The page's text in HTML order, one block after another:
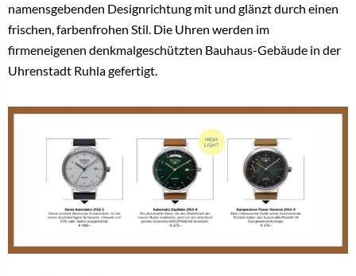
namensgebenden Designrichtung mit und glänzt durch einen
frischen, farbenfrohen Stil. Die Uhren werden im
firmeneigenen denkmalgeschützten Bauhaus-Gebäude in der
Uhrenstadt Ruhla gefertigt.